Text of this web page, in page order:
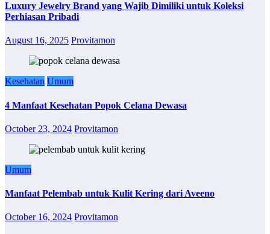
Luxury Jewelry Brand yang Wajib Dimiliki untuk Koleksi
Perhiasan Pribadi
August 16, 2025 Provitamon
Kesehatan Umum
4 Manfaat Kesehatan Popok Celana Dewasa
October 23, 2024 Provitamon
Umum
Manfaat Pelembab untuk Kulit Kering dari Aveeno
October 16, 2024 Provitamon